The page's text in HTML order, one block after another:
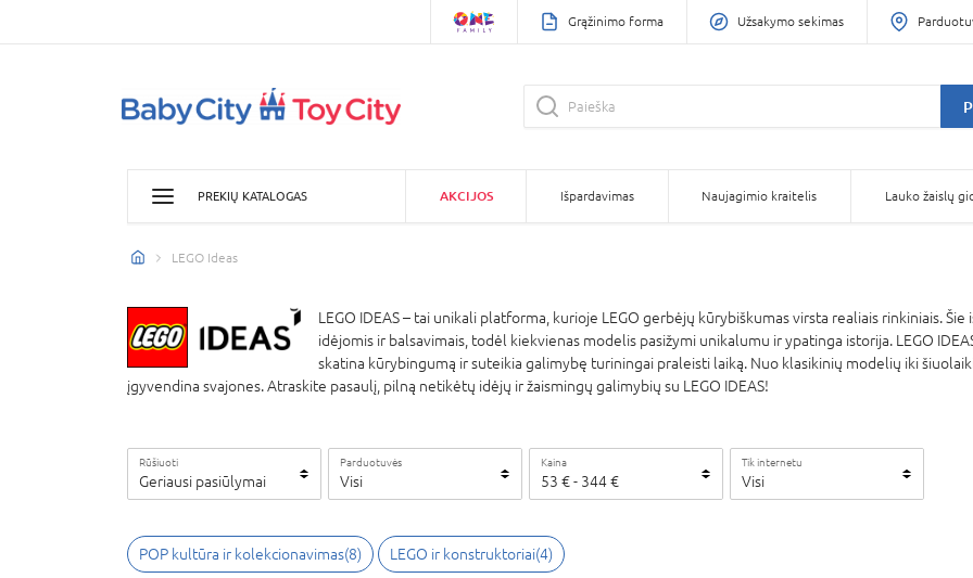
Grąžinimo forma Užsakymo sekimas
PREKIŲ KATALOGAS AKCIJOS Išpardavimas Naujagimio kraitelis Lauko žaislų
LEGO Ideas
LEGO IDEAS – tai unikali platforma, kurioje LEGO gerbėjų kūrybiškumas virsta realiais rinkiniais.
idėjomis ir balsavimais, todėl kiekvienas modelis pasižymi unikalumu ir ypatinga istorija. LEGO
skatina kūrybingumą ir suteikia galimybę turiningai praleisti laiką. Nuo klasikinių modelių iki
įgyvendina svajones. Atraskite pasaulį, pilną netikėtų idėjų ir žaismingų galimybių su LEGO IDEAS!
Rūšiuoti
Geriausi pasiūlymai
Parduotuvės
Visi
Kaina
53 €- 344€
Tik internetu
Visi
POP kultūra ir kolekcionavimas(8) LEGO ir konstruktoriai(4)